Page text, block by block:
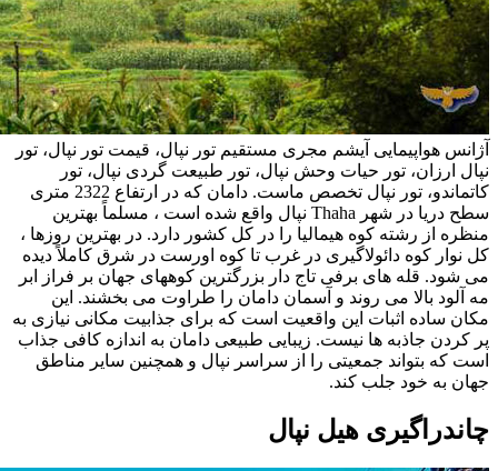
آژانس هواپیمایی آیشم مجری مستقیم تور نپال، قیمت تور نپال، تور
نپال ارزان، تور حیات وحش نپال، تور طبیعت گردی نپال، تور
کاتماندو، تور نپال تخصص ماست. دامان که در ارتفاع 2322 متری
سطح دریا در شهر Thaha نپال واقع شده است ، مسلماً بهترین
منظره از رشته کوه هیمالیا را در کل کشور دارد. در بهترین روزها ،
کل نوار کوه دائولاگیری در غرب تا کوه اورست در شرق کاملاً دیده
می شود. قله های برفی تاج دار بزرگترین کوههای جهان بر فراز ابر
مه آلود بالا می روند و آسمان دامان را طراوت می بخشند. این
مکان ساده اثبات این واقعیت است که برای جذابیت مکانی نیازی به
پر کردن جاذبه ها نیست. زیبایی طبیعی دامان به اندازه کافی جذاب
است که بتواند جمعیتی را از سراسر نپال و همچنین سایر مناطق
جهان به خود جلب کند.
چاندراگیری هیل نپال